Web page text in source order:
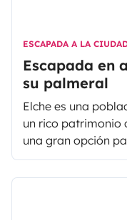
ESCAPADA A LA
Escapada en
su palmeral
Elche es una
un rico patrimonio
una gran opción
autocaravana. En
lugares más